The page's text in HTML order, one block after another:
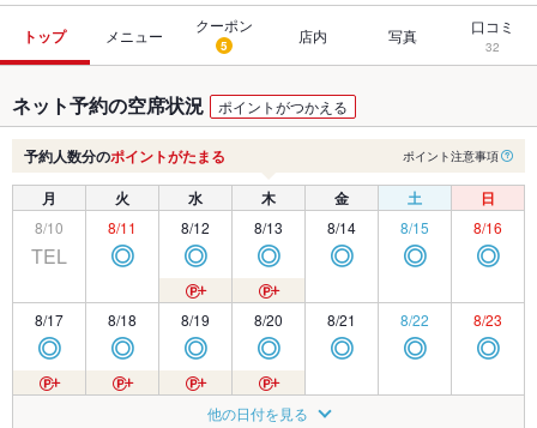
トップ メニュー
クーポン
5 店内 写真 口コミ
32
ネット予約の空席状況 ポイントがつかえる
予約人数分のポイントがたまる ポイント注意事項
月 火 水 木 金 土 日
8/10
TEL
8/11
◎
8/12
◎
8/13
◎
8/14
◎
8/15
◎
8/16
◎
8/17
◎
8/18
◎
8/19
◎
8/20
◎
8/21
◎
8/22
◎
8/23
◎
8/26 8/27 8/28
他の日付を見る